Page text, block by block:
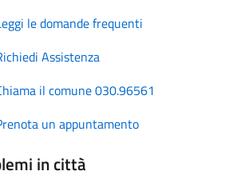
le domande frequenti
Assistenza
il comune 030.96561
un appuntamento
in città